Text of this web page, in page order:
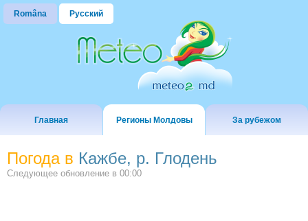
Româna Русский
Главная Регионы Молдовы За рубежом
Погода в Кажбе, р. Глодень
Следующее обновление в 00:00